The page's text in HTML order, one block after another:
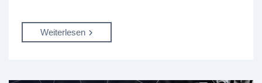
Weiterlesen